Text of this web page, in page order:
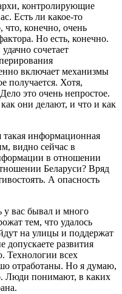
контролирующие
Есть ли какое-то
конечно, очень
Но есть, конечно.
сочетает
включает механизмы
получается. Хотя,
это очень непростое.
они делают, и что и как
такая информационная
видно сейчас в
в отношении
Беларуси? Вряд
А опасность
у вас бывал и много
тем, что удалось
на улицы и поддержат
допускаете развития
Технологии всех
отработаны. Но я думаю,
Люди понимают, в каких